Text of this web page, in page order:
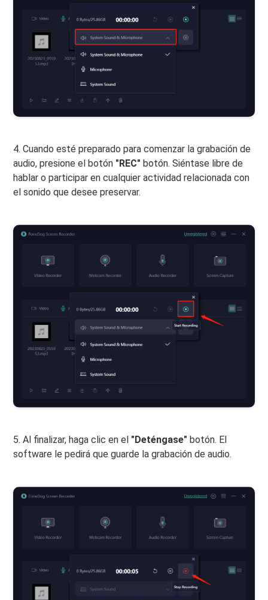
4. Cuando esté preparado para comenzar la grabación de
audio, presione el botón "REC" botón. Siéntase libre de
hablar o participar en cualquier actividad relacionada con
el sonido que desee preservar.
5. Al finalizar, haga clic en el "Deténgase" botón. El
software le pedirá que guarde la grabación de audio.